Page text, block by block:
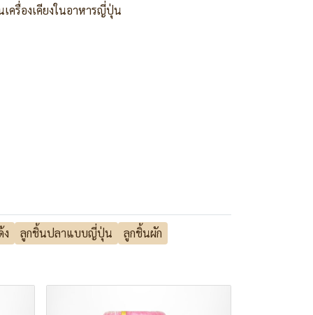
ครื่องเคียงในอาหารญี่ปุ่น
ง ลูกชิ้นปลาแบบญี่ปุ่น ลูกชิ้นผัก